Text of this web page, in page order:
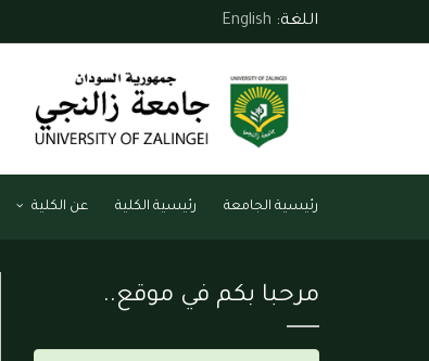
اللغة: English
رئيسية الجامعة رئيسية الكلية عن الكلية
مرحبا بكم في موقع..